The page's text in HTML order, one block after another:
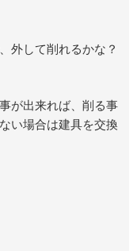
外して削れるかな？
が出来れば、削る事
い場合は建具を交換